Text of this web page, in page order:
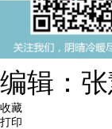
编辑：
收藏
打印